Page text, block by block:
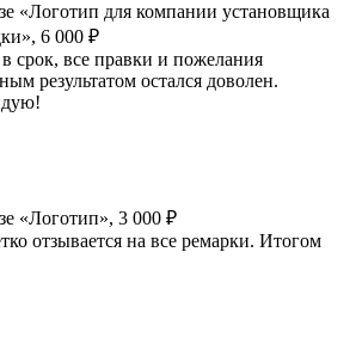
«Логотип для компании установщика
6 000 ₽
срок, все правки и пожелания
результатом остался доволен.
«Логотип», 3 000 ₽
отзывается на все ремарки. Итогом